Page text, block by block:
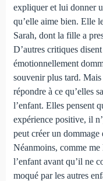
expliquer et lui donner
qu’elle aime bien. Elle
Sarah, dont la fille a
D’autres critiques
émotionnellement
souvenir plus tard. Mais
répondre à ce qu’elles
l’enfant. Elles pensent
expérience positive, il
peut créer un dommage
Néanmoins, comme
l’enfant avant qu’il ne
moqué par les autres